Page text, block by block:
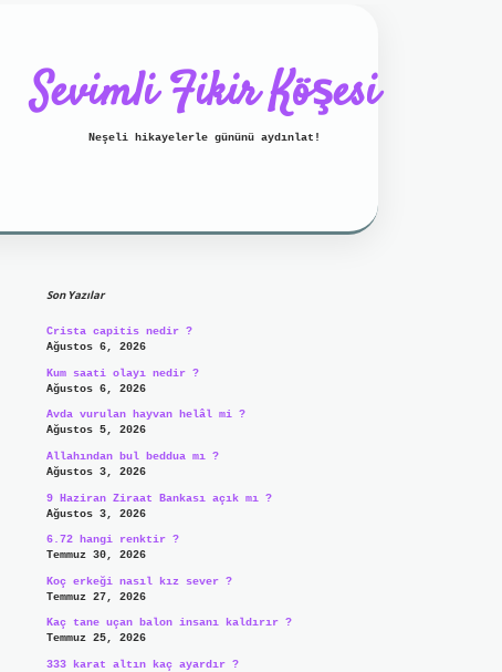
Sevimli Fikir Köşesi
Neşeli hikayelerle gününü aydınlat!
Son Yazılar
Crista capitis nedir ?
Ağustos 6, 2026
Kum saati olayı nedir ?
Ağustos 6, 2026
Avda vurulan hayvan helâl mi ?
Ağustos 5, 2026
Allahından bul beddua mı ?
Ağustos 3, 2026
9 Haziran Ziraat Bankası açık mı ?
Ağustos 3, 2026
6.72 hangi renktir ?
Temmuz 30, 2026
Koç erkeği nasıl kız sever ?
Temmuz 27, 2026
Kaç tane uçan balon insanı kaldırır ?
Temmuz 25, 2026
333 karat altın kaç ayardır ?